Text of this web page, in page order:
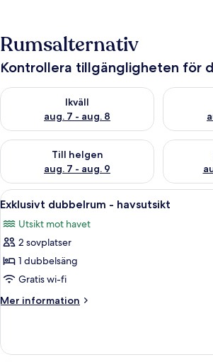
Rumsalternativ
Kontrollera tillgängligheten för
Ikväll
aug. 7 - aug. 8
Kontrollera tillgängligheten för ikväll aug.
Till helgen
aug. 7 - aug. 9
Kontrollera tillgängligheten för den här
Öppna
alla
foton
för
Exklusivt
dubbelrum
-
havsutsikt
Ett rymligt
1
Exklusivt dubbelrum - havsutsikt
Utsikt mot havet
2 sovplatser
1 dubbelsäng
Gratis wi-fi
Mer information
Mer
dubbelrum